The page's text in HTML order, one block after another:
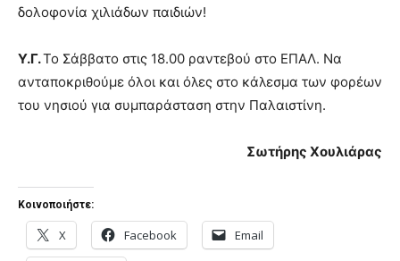
δολοφονία χιλιάδων παιδιών!
Υ.Γ.Το Σάββατο στις 18.00 ραντεβού στο ΕΠΑΛ. Να
ανταποκριθούμε όλοι και όλες στο κάλεσμα των φορέων
του νησιού για συμπαράσταση στην Παλαιστίνη.
Σωτήρης Χουλιάρας
Κοινοποιήστε:
X Facebook Email